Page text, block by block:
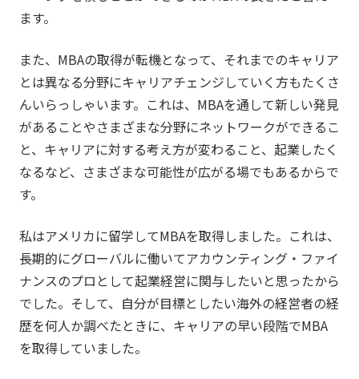
ます。
また、MBAの取得が転機となって、それまでのキャリア
とは異なる分野にキャリアチェンジしていく方もたくさ
んいらっしゃいます。これは、MBAを通して新しい発見
があることやさまざまな分野にネットワークができるこ
と、キャリアに対する考え方が変わること、起業したく
なるなど、さまざまな可能性が広がる場でもあるからで
す。
私はアメリカに留学してMBAを取得しました。これは、
長期的にグローバルに働いてアカウンティング・ファイ
ナンスのプロとして起業経営に関与したいと思ったから
でした。そして、自分が目標としたい海外の経営者の経
歴を何人か調べたときに、キャリアの早い段階でMBA
を取得していました。